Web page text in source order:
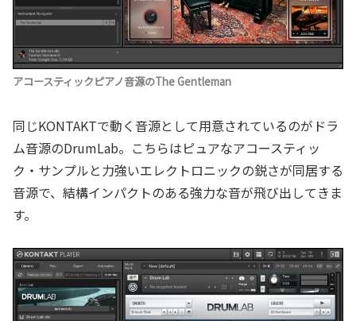
アコースティックピアノ音源のThe Gentleman
同じKONTAKTで動く音源として用意されているのがドラ
ム音源のDrumLab。こちらはピュアなアコースティッ
ク・サンプルと力強いエレクトロニックの鋭さが同居する
音源で、結構インパクトのある強力な音が飛び出してきま
す。